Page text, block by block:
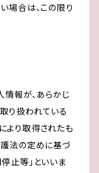
場合は、この限り
情報が、あらかじ
り扱われている
より取得されたも
護法の定めに基づ
止等」といいま